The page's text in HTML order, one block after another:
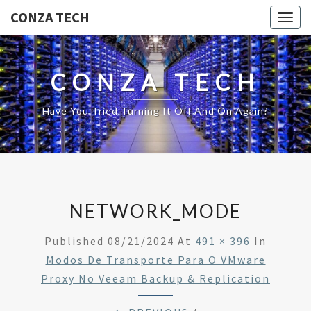
CONZA TECH
CONZA TECH
Have You Tried Turning It Off And On Again?
NETWORK_MODE
Published 08/21/2024 At 491 × 396 In
Modos De Transporte Para O VMware
Proxy No Veeam Backup & Replication